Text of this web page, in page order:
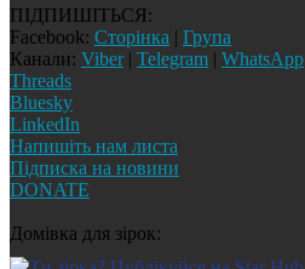
ПІДПИШІТЬСЯ:
Facebook: Сторінка | Група
Канали: Viber| Telegram | WhatsApp
Threads
Bluesky
LinkedIn
Напишіть нам листа
Підписка на новини
DONATE
Домівка для зірок: